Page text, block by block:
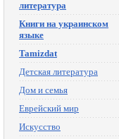
литература
Книги на украинском
языке
Tamizdat
Детская литература
Дом и семья
Еврейский мир
Искусство